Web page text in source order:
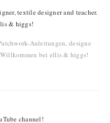
textile designer and teacher.
& higgs!
Anleitungen, designe
bei ellis & higgs!
channel!